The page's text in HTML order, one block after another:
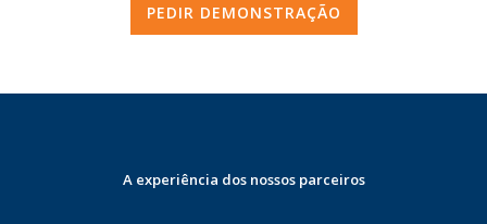
PEDIR DEMONSTRAÇÃO
A experiência dos nossos parceiros